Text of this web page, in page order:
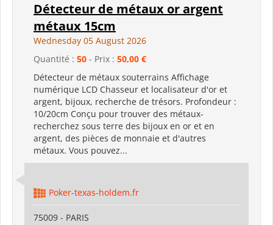
Détecteur de métaux or argent
métaux 15cm
Wednesday 05 August 2026
Quantité : 50 - Prix : 50,00 €
Détecteur de métaux souterrains Affichage
numérique LCD Chasseur et localisateur d'or et
argent, bijoux, recherche de trésors. Profondeur :
10/20cm Conçu pour trouver des métaux-
recherchez sous terre des bijoux en or et en
argent, des pièces de monnaie et d'autres
métaux. Vous pouvez...
Poker-texas-holdem.fr
75009 - PARIS